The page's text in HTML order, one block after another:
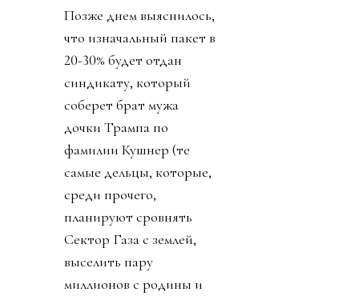
Позже днем выяснилось,
что изначальный пакет в
20-30% будет отдан
синдикату, который
соберет брат мужа
дочки Трампа по
фамилии Кушнер (те
самые дельцы, которые,
среди прочего,
планируют сровнять
Сектор Газа с землей,
выселить пару
миллионов с родины и